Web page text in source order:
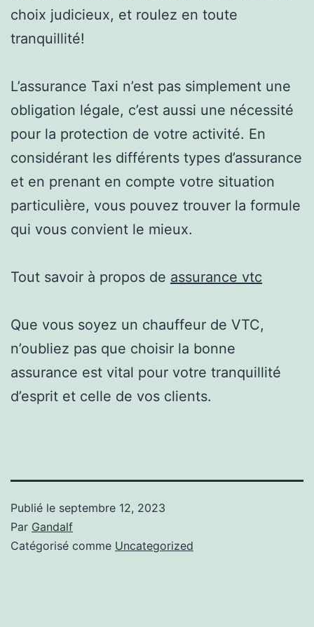
choix judicieux, et roulez en toute
tranquillité!
L’assurance Taxi n’est pas simplement une
obligation légale, c’est aussi une nécessité
pour la protection de votre activité. En
considérant les différents types d’assurance
et en prenant en compte votre situation
particulière, vous pouvez trouver la formule
qui vous convient le mieux.
Tout savoir à propos de assurance vtc
Que vous soyez un chauffeur de VTC,
n’oubliez pas que choisir la bonne
assurance est vital pour votre tranquillité
d’esprit et celle de vos clients.
Publié le septembre 12, 2023
Par Gandalf
Catégorisé comme Uncategorized